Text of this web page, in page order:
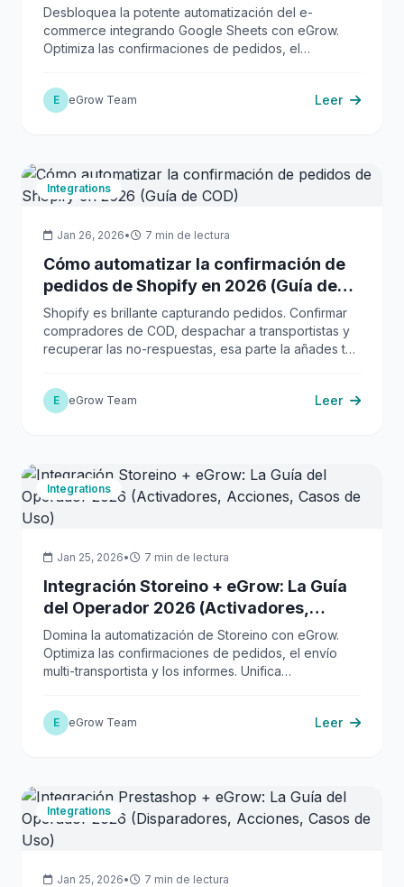
del E-commerce
Desbloquea la potente automatización del e-
commerce integrando Google Sheets con eGrow.
Optimiza las confirmaciones de pedidos, el
E eGrow Team Leer
Integrations
Jan 26, 2026• 7 min de lectura
Cómo automatizar la confirmación de
pedidos de Shopify en 2026 (Guía de
COD)
Shopify es brillante capturando pedidos. Confirmar
compradores de COD, despachar a transportistas y
recuperar las no-respuestas, esa parte la añades tú.
E eGrow Team Leer
Integrations
Jan 25, 2026• 7 min de lectura
Integración Storeino + eGrow: La Guía
del Operador 2026 (Activadores,
Acciones, Casos de Uso)
Domina la automatización de Storeino con eGrow.
Optimiza las confirmaciones de pedidos, el envío
multi-transportista y los informes. Unifica
E eGrow Team Leer
Integrations
Jan 25, 2026• 7 min de lectura